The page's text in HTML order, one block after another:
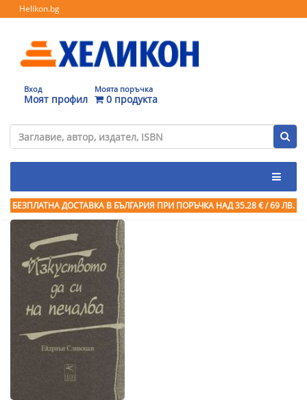
Helikon.bg
Вход
Моят профил
Моята поръчка
0 продукта
БЕЗПЛАТНА ДОСТАВКА В БЪЛГАРИЯ ПРИ ПОРЪЧКА НАД 35.28 € / 69 ЛВ.